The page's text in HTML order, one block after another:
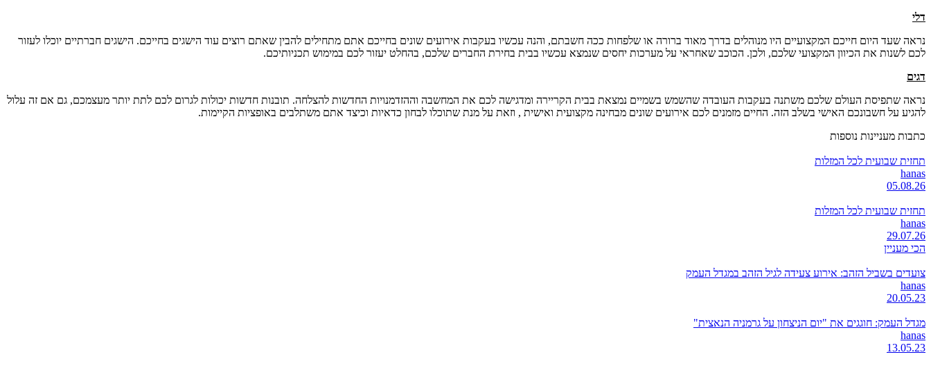
דלי
נראה שעד היום חייכם המקצועיים היו מנוהלים בדרך מאוד ברורה או שלפחות ככה חשבתם, והנה עכשיו בעקבות אירועים שונים בחייכם אתם מתחילים להבין שאתם רוצים עוד הישגים בחייכם. הישגים חברתיים יוכלו לעזור
לכם לשנות את הכיוון המקצועי שלכם, ולכן. הכוכב שאחראי על מערכות יחסים שנמצא עכשיו בבית בחירת החברים שלכם, בהחלט יעזור לכם במימוש תכניותיכם.
דגים
נראה שתפיסת העולם שלכם משתנה בעקבות העובדה שהשמש בשמיים נמצאת בבית הקריירה ומדגישה לכם את המחשבה וההזדמנויות החדשות להצלחה. תובנות חדשות יכולות לגרום לכם לתת יותר מעצמכם, גם אם זה עלול
להגיע על חשבונכם האישי בשלב הזה. החיים מזמנים לכם אירועים שונים מבחינה מקצועית ואישית , וזאת על מנת שתוכלו לבחון כדאיות וכיצד אתם משתלבים באופציות הקיימות.
כתבות מעניינות נוספות
תחזית שבועית לכל המזלות
hanas
05.08.26
תחזית שבועית לכל המזלות
hanas
29.07.26
הכי מעניין
צועדים בשביל הזהב: אירוע צעידה לגיל הזהב במגדל העמק
hanas
20.05.23
מגדל העמק: חוגגים את "יום הניצחון על גרמניה הנאצית"
hanas
13.05.23